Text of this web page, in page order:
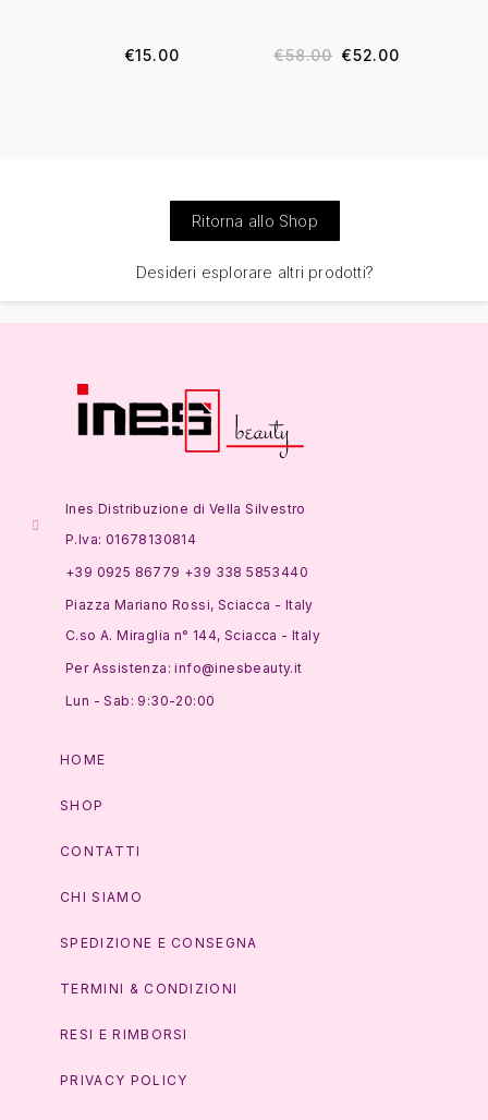
€15.00 €58.00 €52.00
Ritorna allo Shop
Desideri esplorare altri prodotti?
Ines Distribuzione di Vella Silvestro
P.Iva: 01678130814
+39 0925 86779 +39 338 5853440
Piazza Mariano Rossi, Sciacca - Italy
C.so A. Miraglia n° 144, Sciacca - Italy
Per Assistenza: info@inesbeauty.it
Lun - Sab: 9:30-20:00
HOME
SHOP
CONTATTI
CHI SIAMO
SPEDIZIONE E CONSEGNA
TERMINI & CONDIZIONI
RESI E RIMBORSI
PRIVACY POLICY